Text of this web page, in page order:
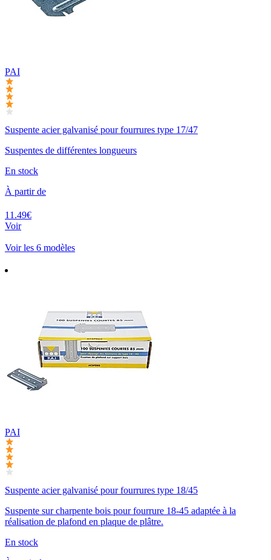
PAI
Suspente acier galvanisé pour fourrures type 17/47
Suspentes de différentes longueurs
En stock
À partir de
11.49€
Voir
Voir les 6 modèles
PAI
Suspente acier galvanisé pour fourrures type 18/45
Suspente sur charpente bois pour fourrure 18-45 adaptée à la
réalisation de plafond en plaque de plâtre.
En stock